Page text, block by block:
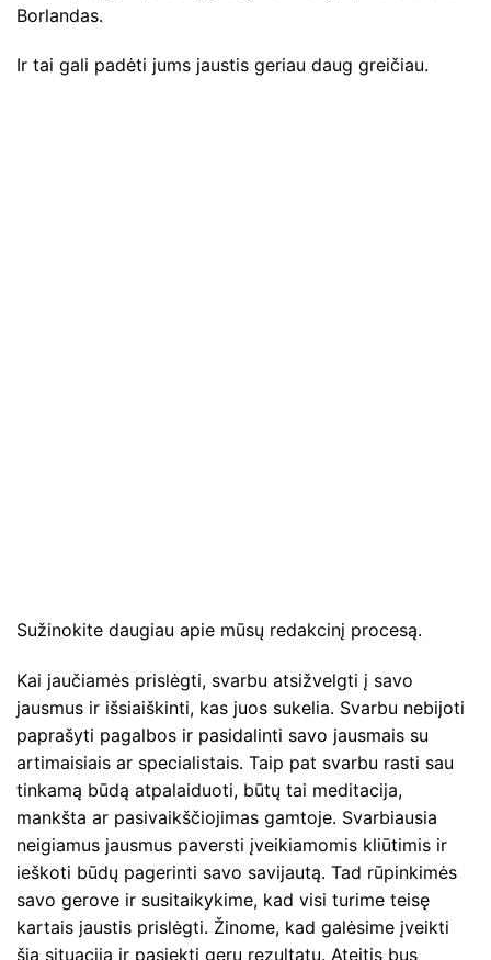
Borlandas.
Ir tai gali padėti jums jaustis geriau daug greičiau.
Sužinokite daugiau apie mūsų redakcinį procesą.
Kai jaučiamės prislėgti, svarbu atsižvelgti į savo
jausmus ir išsiaiškinti, kas juos sukelia. Svarbu nebijoti
paprašyti pagalbos ir pasidalinti savo jausmais su
artimaisiais ar specialistais. Taip pat svarbu rasti sau
tinkamą būdą atpalaiduoti, būtų tai meditacija,
mankšta ar pasivaikščiojimas gamtoje. Svarbiausia
neigiamus jausmus paversti įveikiamomis kliūtimis ir
ieškoti būdų pagerinti savo savijautą. Tad rūpinkimės
savo gerove ir susitaikykime, kad visi turime teisę
kartais jaustis prislėgti. Žinome, kad galėsime įveikti
šią situaciją ir pasiekti gerų rezultatų. Ateitis bus